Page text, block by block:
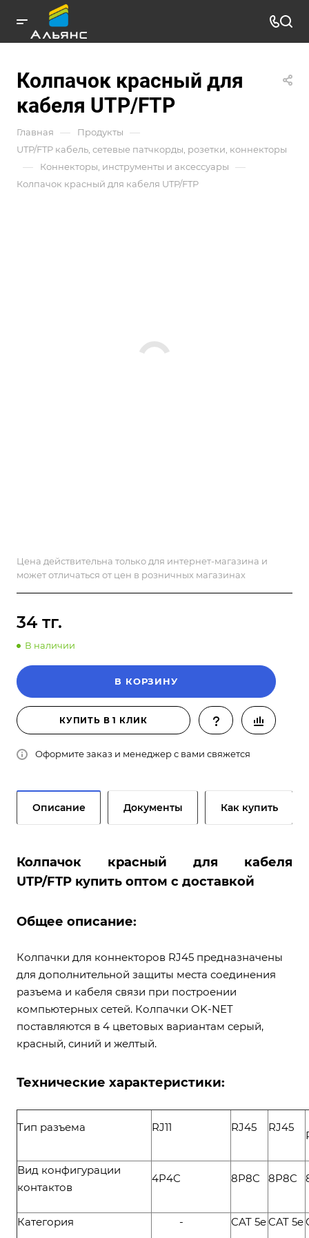
Колпачок красный для
кабеля UTP/FTP
Главная — Продукты —
UTP/FTP кабель, сетевые патчкорды, розетки, коннекторы
— Коннекторы, инструменты и аксессуары —
Колпачок красный для кабеля UTP/FTP
Цена действительна только для интернет-магазина и
может отличаться от цен в розничных магазинах
34 тг.
В наличии
В КОРЗИНУ
КУПИТЬ В 1 КЛИК
Оформите заказ и менеджер с вами свяжется
Описание Документы Как купить
Колпачок красный для кабеля
UTP/FTP купить оптом с доставкой
Общее описание:
Колпачки для коннекторов RJ45 предназначены
для дополнительной защиты места соединения
разъема и кабеля связи при построении
компьютерных сетей. Колпачки OK-NET
поставляются в 4 цветовых вариантам серый,
красный, синий и желтый.
Технические характеристики:
Тип разъема RJ11 RJ45 RJ45
Вид конфигурации
контактов
4P4C 8P8C 8P8C
Категория - CAT 5eCAT 5e